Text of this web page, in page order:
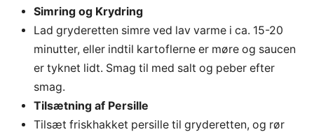
Simring og Krydring
Lad gryderetten simre ved lav varme i ca. 15-20
minutter, eller indtil kartoflerne er møre og saucen
er tyknet lidt. Smag til med salt og peber efter
smag.
Tilsætning af Persille
Tilsæt friskhakket persille til gryderetten, og rør